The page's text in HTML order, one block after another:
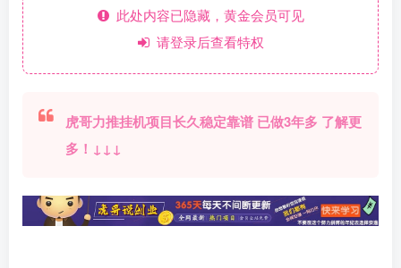
此处内容已隐藏，黄金会员可见
请登录后查看特权
虎哥力推挂机项目长久稳定靠谱 已做3年多 了解更
多！↓↓↓